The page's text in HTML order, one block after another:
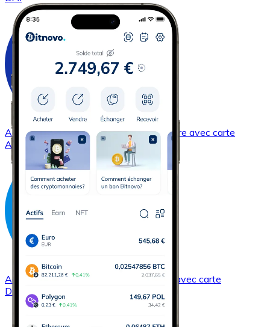
AcheterCardanoavec virement bancaire avec carte
ADA
AcheterDashavec virement bancaire
avec carte
DASH